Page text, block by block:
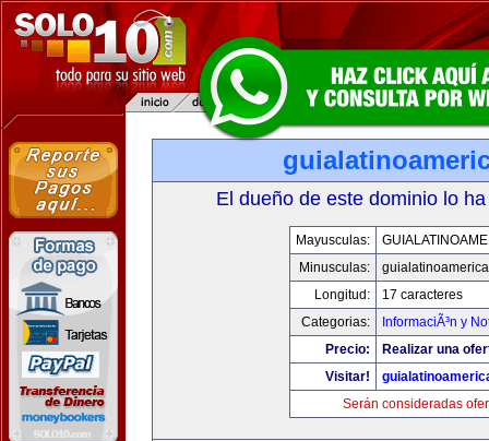
El dueño de este dominio lo
Mayusculas:
Minusculas:
Longitud:
17 caracteres
Categorias:
InformaciÃ³n y
Precio:
Realizar una
Visitar!
Serán consideradas